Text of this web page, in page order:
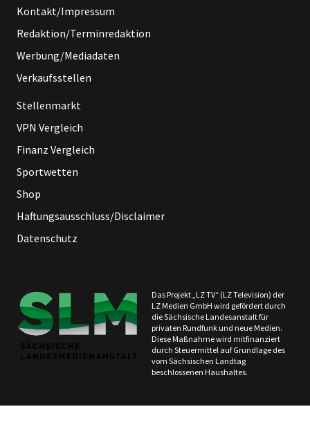
Kontakt/Impressum
Redaktion/Terminredaktion
Werbung/Mediadaten
Verkaufsstellen
Stellenmarkt
VPN Vergleich
Finanz Vergleich
Sportwetten
Shop
Haftungsausschluss/Disclaimer
Datenschutz
Das Projekt „LZ TV“ (LZ Television) der
LZ Medien GmbH wird gefördert durch
die Sächsische Landesanstalt für
privaten Rundfunk und neue Medien.
Diese Maßnahme wird mitfinanziert
durch Steuermittel auf Grundlage des
vom Sächsischen Landtag
beschlossenen Haushaltes.